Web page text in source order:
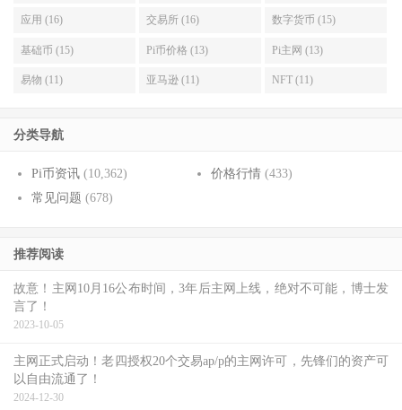
应用 (16) 交易所 (16) 数字货币 (15)
基础币 (15) Pi币价格 (13) Pi主网 (13)
易物 (11) 亚马逊 (11) NFT (11)
分类导航
Pi币资讯 (10,362) 价格行情(433)
常见问题 (678)
推荐阅读
故意！主网10月16公布时间，3年后主网上线，绝对不可能，博士发
言了！
2023-10-05
主网正式启动！老四授权20个交易ap/p的主网许可，先锋们的资产可
以自由流通了！
2024-12-30